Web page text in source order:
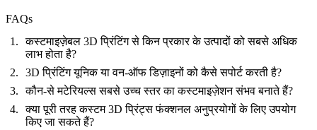
FAQs
कस्टमाइज़ेबल 3D प्रिंटिंग से किन प्रकार के उत्पादों को सबसे अधिक
लाभ होता है?
3D प्रिंटिंग यूनिक या वन-ऑफ डिज़ाइनों को कैसे सपोर्ट करती है?
कौन-से मटेरियल्स सबसे उच्च स्तर का कस्टमाइज़ेशन संभव बनाते हैं?
क्या पूरी तरह कस्टम 3D प्रिंट्स फंक्शनल अनुप्रयोगों के लिए उपयोग
किए जा सकते हैं?